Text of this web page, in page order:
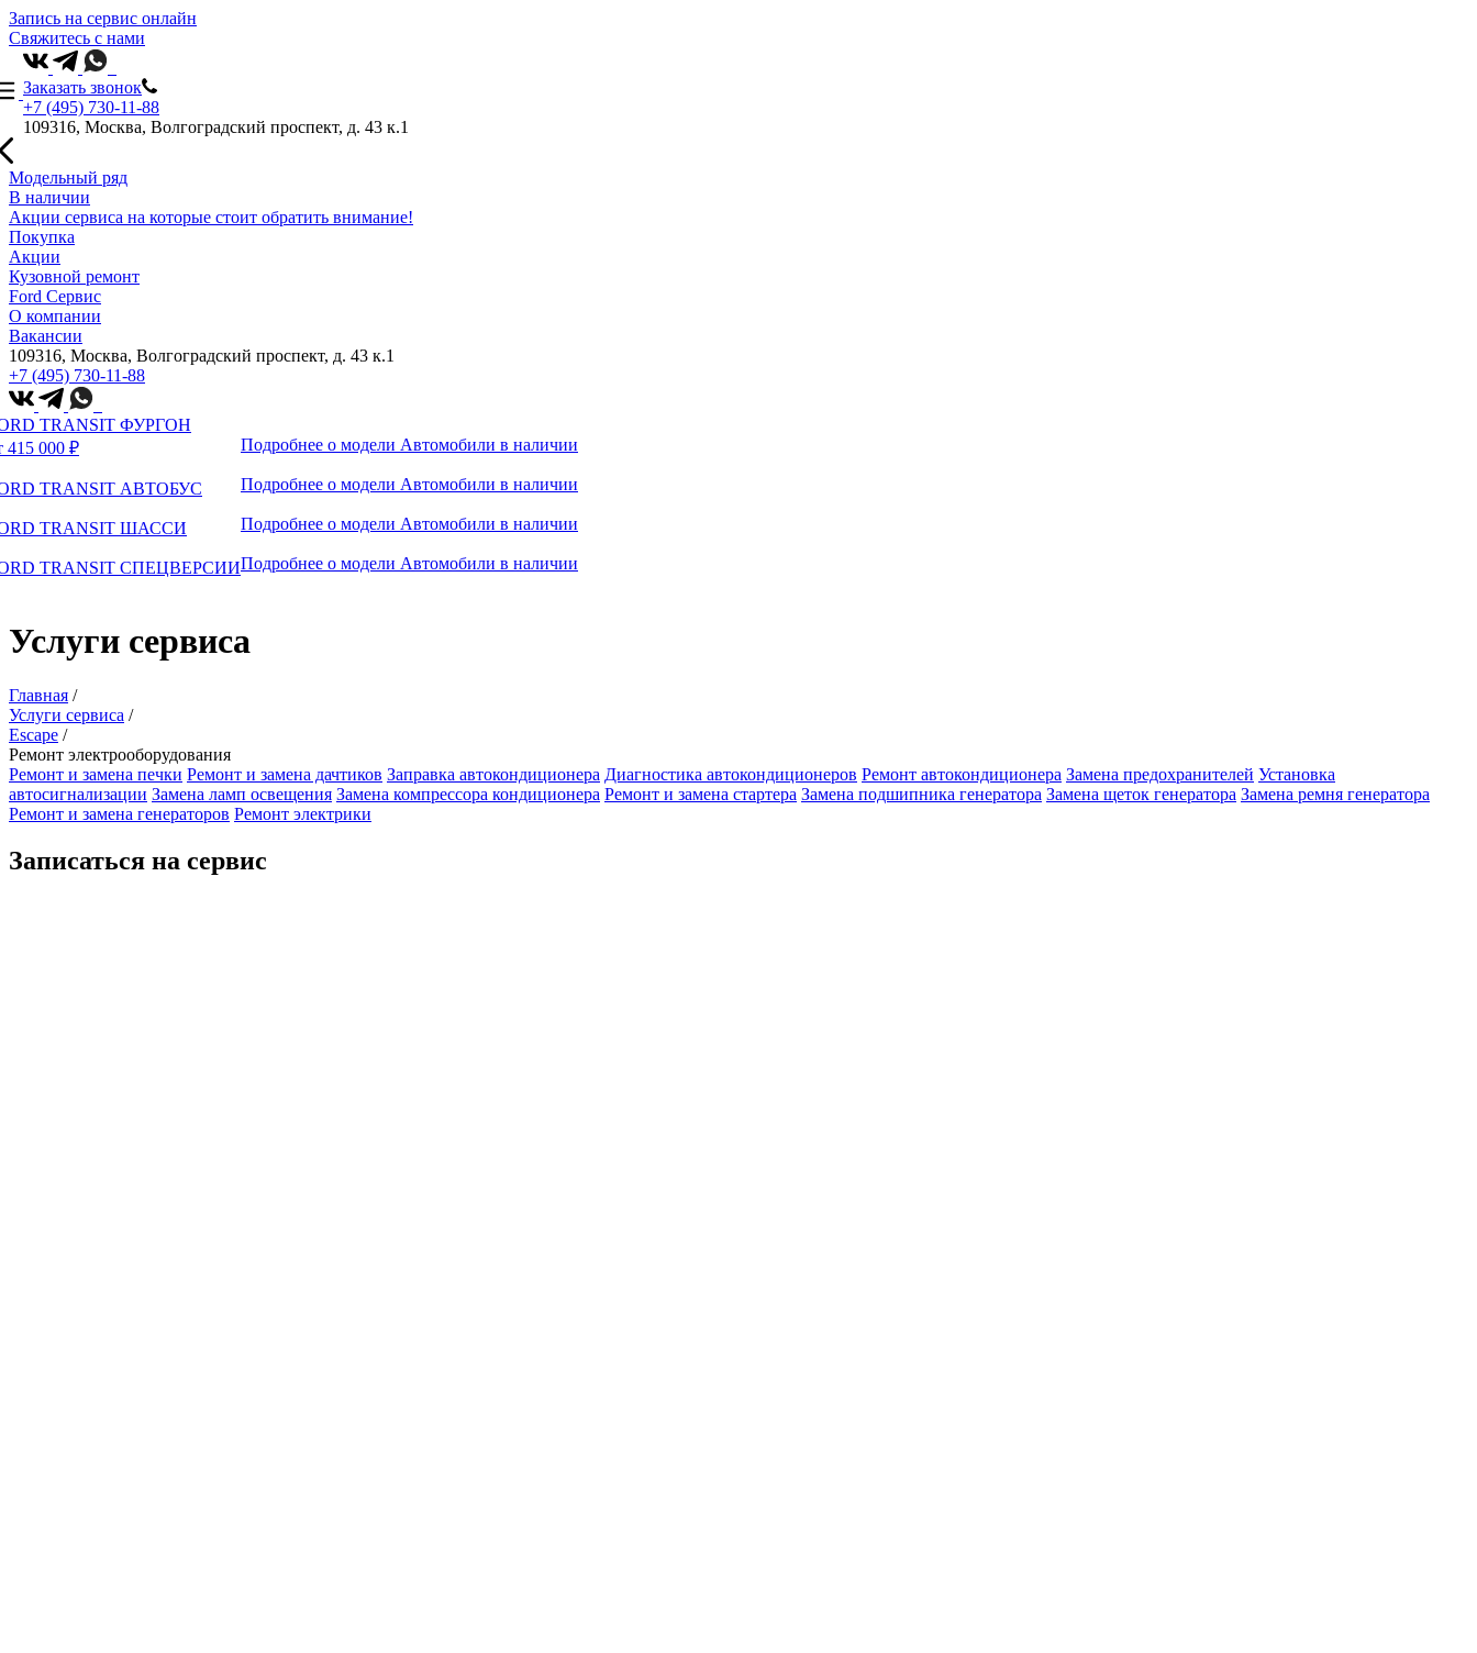
Запись на сервис онлайн
Свяжитесь с нами
Заказать звонок
+7 (495) 730-11-88
109316, Москва, Волгоградский проспект, д. 43 к.1
Модельный ряд
В наличии
Акции сервиса на которые стоит обратить внимание!
Покупка
Акции
Кузовной ремонт
Ford Сервис
О компании
Вакансии
109316, Москва, Волгоградский проспект, д. 43 к.1
+7 (495) 730-11-88
TRANSIT ФУРГОН
415 000 ₽
TRANSIT АВТОБУС
TRANSIT ШАССИ
TRANSIT СПЕЦВЕРСИИ
Подробнее о модели Автомобили в наличии
Подробнее о модели Автомобили в наличии
Подробнее о модели Автомобили в наличии
Подробнее о модели Автомобили в наличии
Услуги сервиса
Главная /
Услуги сервиса /
Escape /
Ремонт электрооборудования
Ремонт и замена печки Ремонт и замена дачтиков Заправка автокондиционера Диагностика автокондиционеров Ремонт автокондиционера Замена предохранителей Установка
автосигнализации Замена ламп освещения Замена компрессора кондиционера Ремонт и замена стартера Замена подшипника генератора Замена щеток генератора Замена ремня генератора
Ремонт и замена генераторов Ремонт электрики
Записаться на сервис